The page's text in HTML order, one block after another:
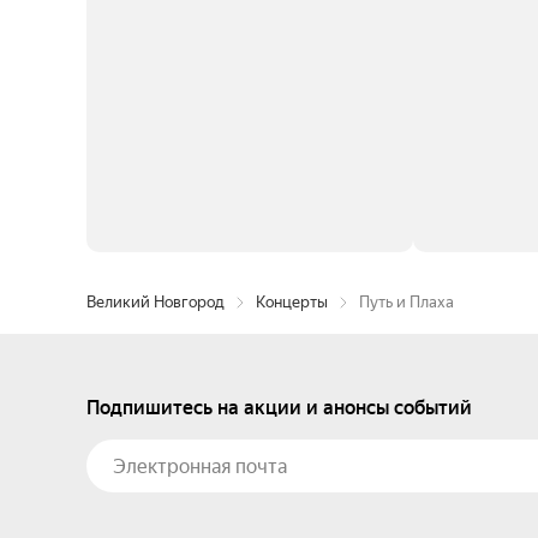
Великий Новгород Концерты Путь и Плаха
Подпишитесь на акции и анонсы событий